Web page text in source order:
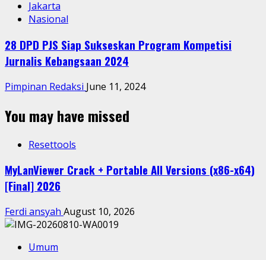
Jakarta
Nasional
28 DPD PJS Siap Sukseskan Program Kompetisi
Jurnalis Kebangsaan 2024
Pimpinan Redaksi June 11, 2024
You may have missed
Resettools
MyLanViewer Crack + Portable All Versions (x86-x64)
[Final] 2026
Ferdi ansyah August 10, 2026
Umum